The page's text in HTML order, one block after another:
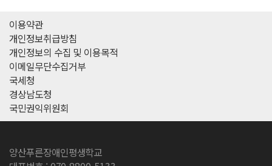
이용약관
개인정보취급방침
개인정보의 수집 및 이용목적
이메일무단수집거부
국세청
경상남도청
국민권익위원회
양산푸른장애인평생학교